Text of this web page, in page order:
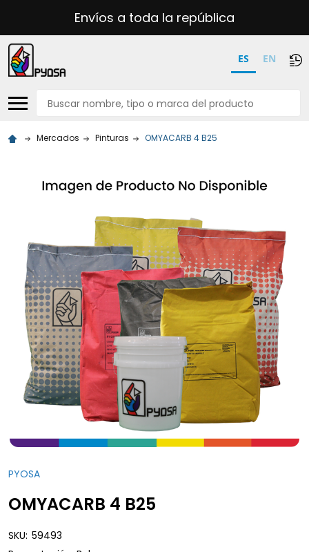
Envíos a toda la república
ES EN
Buscar
Mercados Pinturas OMYACARB 4 B25
PYOSA
OMYACARB 4 B25
SKU: 59493